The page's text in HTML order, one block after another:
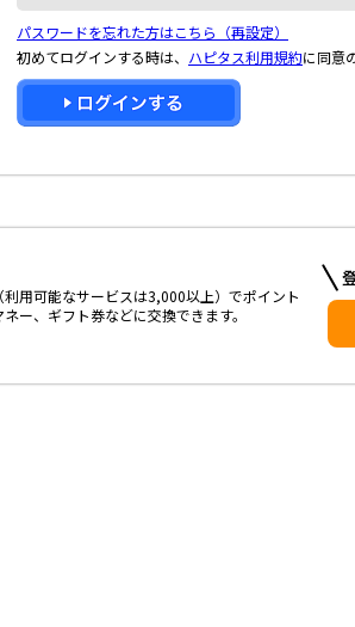
パスワードを忘れた方はこちら（再設定）
初めてログインする時は、 ハピタス利用規約に同意
用可能なサービスは3,000以上）でポイント
ー、ギフト券などに交換できます。